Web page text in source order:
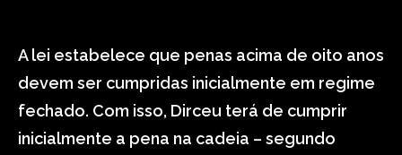
A lei estabelece que penas acima de oito anos
devem ser cumpridas inicialmente em regime
fechado. Com isso, Dirceu terá de cumprir
inicialmente a pena na cadeia – segundo